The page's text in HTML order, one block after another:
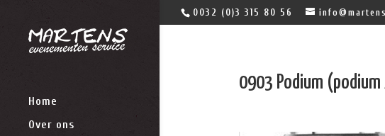
0032 (0)3 315 80 56
Home
Over ons
0903 Podium